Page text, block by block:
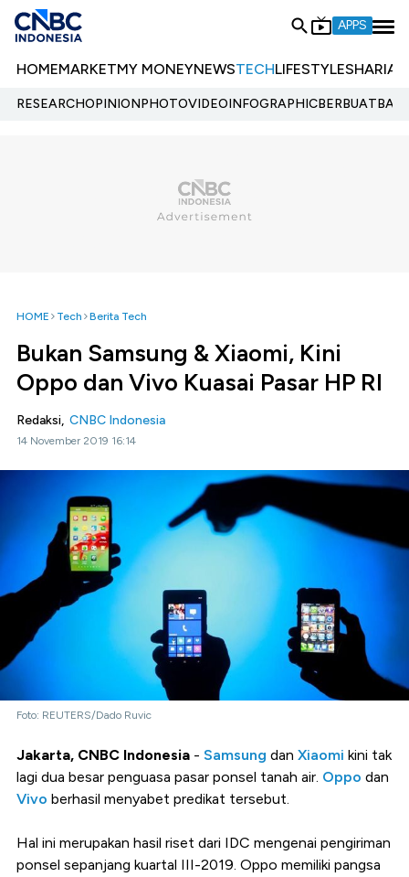
APPS
HOMEMARKETMY MONEYNEWSTECHLIFESTYLESHARIA
RESEARCHOPINIONPHOTOVIDEOINFOGRAPHIC
HOME Tech Berita Tech
Bukan Samsung & Xiaomi, Kini
Oppo dan Vivo Kuasai Pasar HP RI
Redaksi, CNBC Indonesia
14 November 2019 16:14
Foto: REUTERS/Dado Ruvic
Jakarta, CNBC Indonesia - Samsung dan Xiaomi kini tak
lagi dua besar penguasa pasar ponsel tanah air. Oppo dan
Vivo berhasil menyabet predikat tersebut.
Hal ini merupakan hasil riset dari IDC mengenai pengiriman
ponsel sepanjang kuartal III-2019. Oppo memiliki pangsa